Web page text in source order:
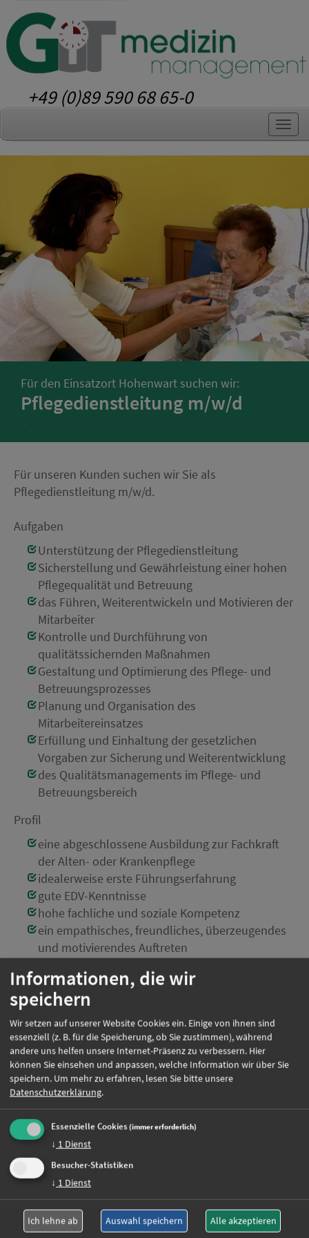
+49 (0)89 590 68 65-0
Für den Einsatzort Hohenwart suchen wir:
Pflegedienstleitung m/w/d
';
Für unseren Kunden suchen wir Sie als
Pflegedienstleitung m/w/d.
Aufgaben
Unterstützung der Pflegedienstleitung
Sicherstellung und Gewährleistung einer hohen
Pflegequalität und Betreuung
das Führen, Weiterentwickeln und Motivieren der
Mitarbeiter
Kontrolle und Durchführung von
qualitätssichernden Maßnahmen
Gestaltung und Optimierung des Pflege- und
Betreuungsprozesses
Planung und Organisation des
Mitarbeitereinsatzes
Erfüllung und Einhaltung der gesetzlichen
Vorgaben zur Sicherung und Weiterentwicklung
des Qualitätsmanagements im Pflege- und
Betreuungsbereich
Profil
eine abgeschlossene Ausbildung zur Fachkraft
der Alten- oder Krankenpflege
idealerweise erste Führungserfahrung
gute EDV-Kenntnisse
hohe fachliche und soziale Kompetenz
ein empathisches, freundliches, überzeugendes
und motivierendes Auftreten
Kooperationsfähigkeit
physische und psychische Stärke
eigenverantwortliche, selbständige und
strukturierte Arbeitsweise
Führerschein von Vorteil
Einsatzort:Hohenwart
Beschäftigungsart:
Jetzt online bewerben
Weitere Jobs
Informationen, die wir
speichern
Wir setzen auf unserer Website Cookies ein. Einige von ihnen sind
essenziell (z. B. für die Speicherung, ob Sie zustimmen), während
andere uns helfen unsere Internet-Präsenz zu verbessern. Hier
können Sie einsehen und anpassen, welche Information wir über Sie
speichern. Um mehr zu erfahren, lesen Sie bitte unsere
Datenschutzerklärung.
Essenzielle Cookies(immer erforderlich)
↓ 1 Dienst
Besucher-Statistiken
↓ 1 Dienst
Ich lehne ab Auswahl speichern Alle akzeptieren